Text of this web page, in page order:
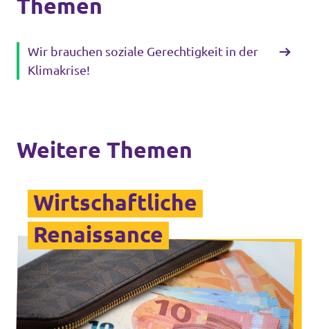
Themen
Wir brauchen soziale Gerechtigkeit in der
Klimakrise!
Weitere Themen
Wirtschaftliche
Renaissance